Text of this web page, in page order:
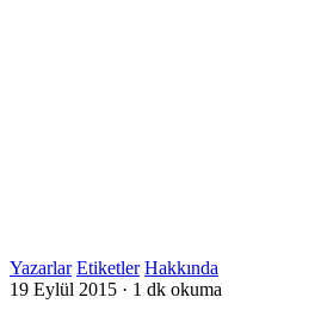
Yazarlar Etiketler Hakkında
19 Eylül 2015 · 1 dk okuma